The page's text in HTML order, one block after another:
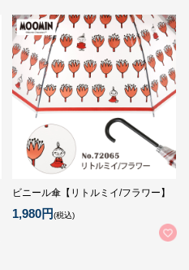
ビニール傘【リトルミイ/フラワー】
1,980円(税込)